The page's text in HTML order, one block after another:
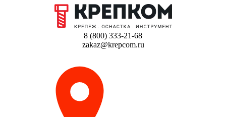
8 (800) 333-21-68
zakaz@krepcom.ru